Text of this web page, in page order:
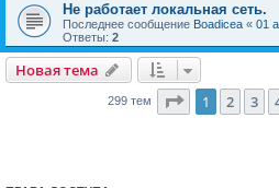
Не работает локальная сеть.
Последнее сообщение Boadicea « 01
Ответы: 2
Новая тема
299 тем Страница
1 2 3